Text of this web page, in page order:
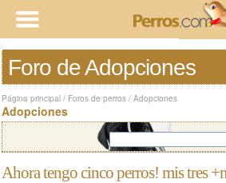
Foro de Adopciones
Página principal / Foros de perros / Adopciones
Adopciones
Ahora tengo cinco perros! mis tres